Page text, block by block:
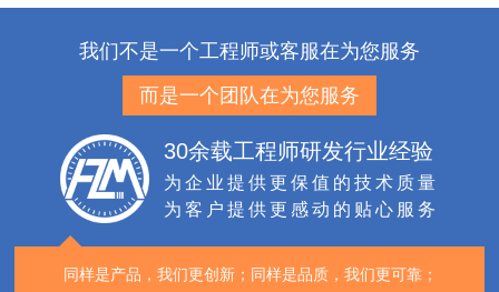
我们不是一个工程师或客服在为您服务
而是一个团队在为您服务
30余载工程师研发行业经验
为企业提供更保值的技术质量
为客户提供更感动的贴心服务
同样是产品，我们更创新； 同样是品质，我们更可靠；